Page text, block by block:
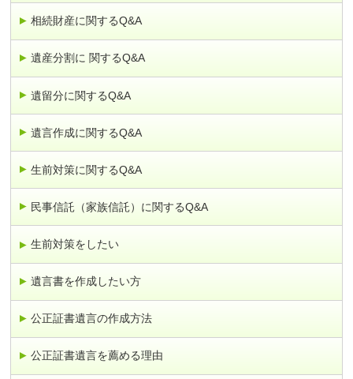
相続財産に関するQ&A
遺産分割に 関するQ&A
遺留分に関するQ&A
遺言作成に関するQ&A
生前対策に関するQ&A
民事信託（家族信託）に関するQ&A
生前対策をしたい
遺言書を作成したい方
公正証書遺言の作成方法
公正証書遺言を薦める理由